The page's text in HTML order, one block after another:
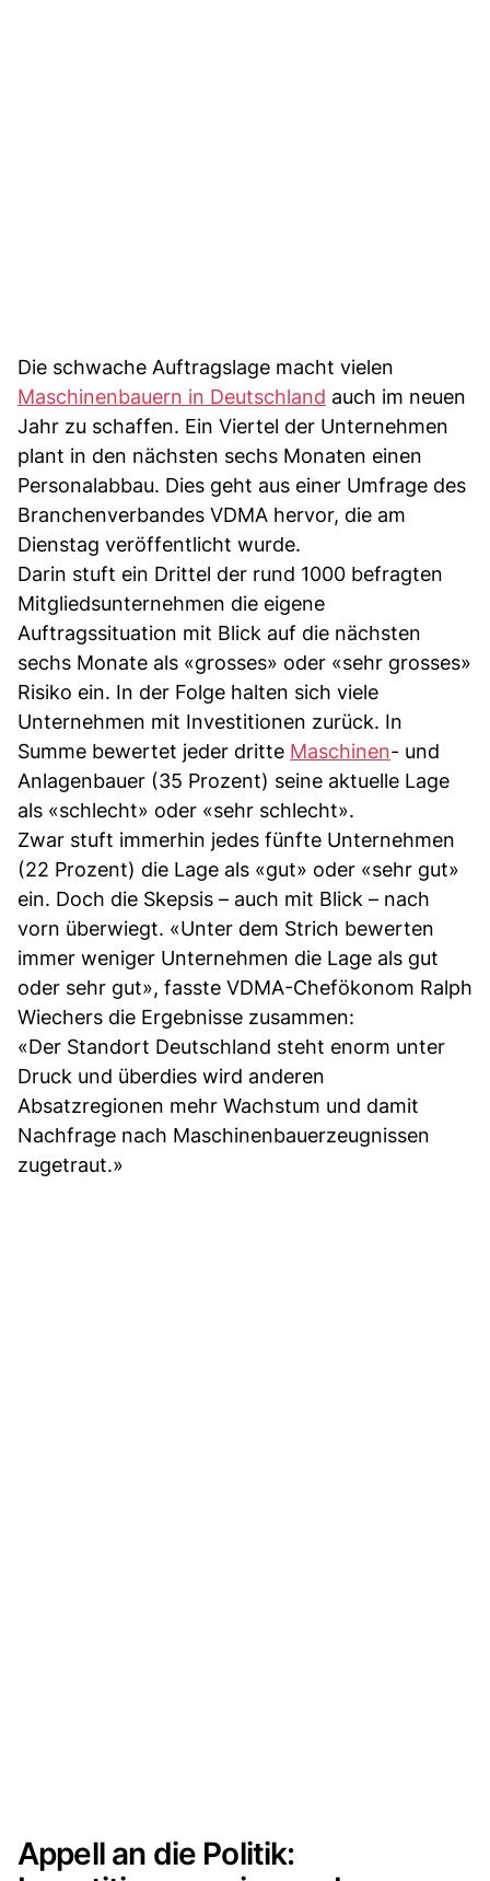
Die schwache Auftragslage macht vielen
Maschinenbauern in Deutschland auch im neuen
Jahr zu schaffen. Ein Viertel der Unternehmen
plant in den nächsten sechs Monaten einen
Personalabbau. Dies geht aus einer Umfrage des
Branchenverbandes VDMA hervor, die am
Dienstag veröffentlicht wurde.
Darin stuft ein Drittel der rund 1000 befragten
Mitgliedsunternehmen die eigene
Auftragssituation mit Blick auf die nächsten
sechs Monate als «grosses» oder «sehr grosses»
Risiko ein. In der Folge halten sich viele
Unternehmen mit Investitionen zurück. In
Summe bewertet jeder dritte Maschinen- und
Anlagenbauer (35 Prozent) seine aktuelle Lage
als «schlecht» oder «sehr schlecht».
Zwar stuft immerhin jedes fünfte Unternehmen
(22 Prozent) die Lage als «gut» oder «sehr gut»
ein. Doch die Skepsis – auch mit Blick – nach
vorn überwiegt. «Unter dem Strich bewerten
immer weniger Unternehmen die Lage als gut
oder sehr gut», fasste VDMA-Chefökonom Ralph
Wiechers die Ergebnisse zusammen:
«Der Standort Deutschland steht enorm unter
Druck und überdies wird anderen
Absatzregionen mehr Wachstum und damit
Nachfrage nach Maschinenbauerzeugnissen
zugetraut.»
Appell an die Politik: